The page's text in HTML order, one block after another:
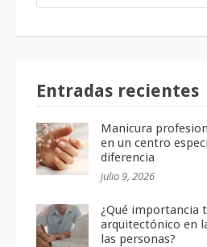
Entradas recientes
Manicura
en un centro
diferencia
julio 9, 2026
¿Qué importancia
arquitectónico en
las personas?